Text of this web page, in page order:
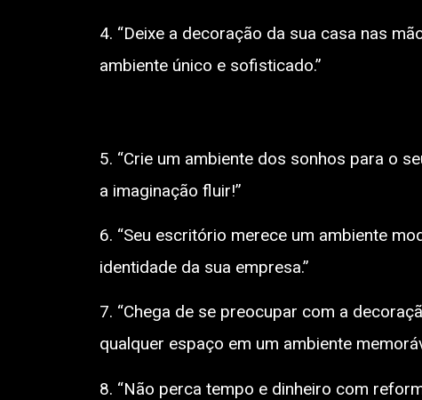
4. “Deixe a decoração da sua casa nas
ambiente único e sofisticado.”
5. “Crie um ambiente dos sonhos para o
a imaginação fluir!”
6. “Seu escritório merece um ambiente
identidade da sua empresa.”
7. “Chega de se preocupar com a
qualquer espaço em um ambiente
8. “Não perca tempo e dinheiro com